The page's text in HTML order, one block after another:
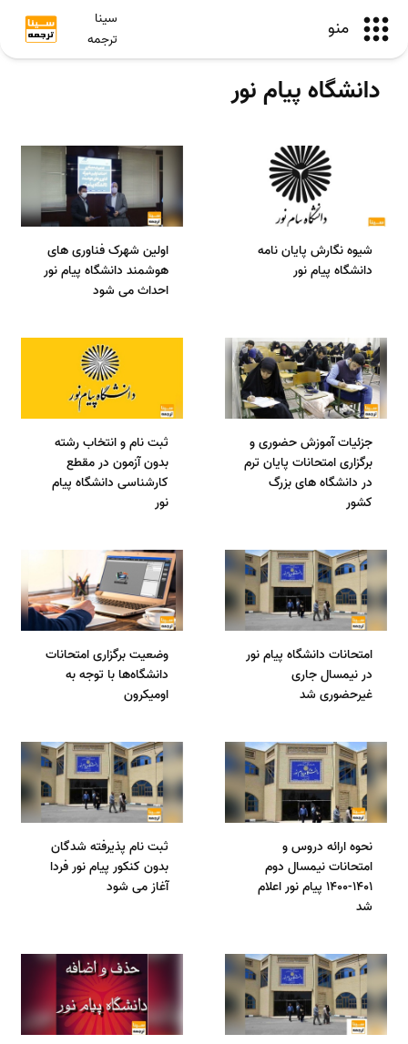
منو
سینا
ترجمه
دانشگاه پیام نور
شیوه نگارش پایان نامه
دانشگاه پیام نور
اولین شهرک فناوری های
هوشمند دانشگاه پیام نور
احداث می شود
جزئیات آموزش حضوری و
برگزاری امتحانات پایان ترم
در دانشگاه های بزرگ
کشور
ثبت نام و انتخاب رشته
بدون آزمون در مقطع
کارشناسی دانشگاه پیام
نور
امتحانات دانشگاه پیام نور
در نیمسال جاری
غیرحضوری شد
وضعیت برگزاری امتحانات
دانشگاه‌ها با توجه به
اومیکرون
نحوه ارائه دروس و
امتحانات نیمسال دوم
۱۴۰۱-۱۴۰۰ پیام نور اعلام
شد
ثبت نام پذیرفته شدگان
بدون کنکور پیام نور فردا
آغاز می شود